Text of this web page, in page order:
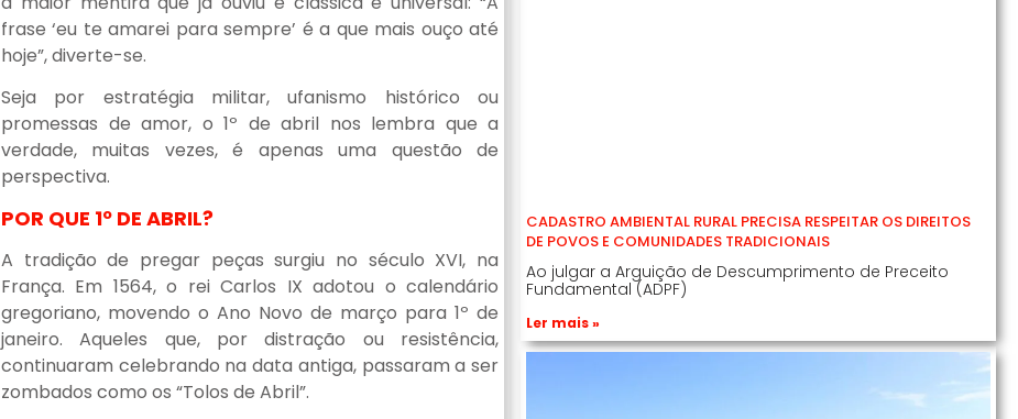
frase ‘eu te amarei para sempre’ é a que mais ouço até
hoje”, diverte-se.
Seja por estratégia militar, ufanismo histórico ou
promessas de amor, o 1º de abril nos lembra que a
verdade, muitas vezes, é apenas uma questão de
perspectiva.
POR QUE 1º DE ABRIL?
A tradição de pregar peças surgiu no século XVI, na
França. Em 1564, o rei Carlos IX adotou o calendário
gregoriano, movendo o Ano Novo de março para 1º de
janeiro. Aqueles que, por distração ou resistência,
continuaram celebrando na data antiga, passaram a ser
zombados como os “Tolos de Abril”.
CADASTRO AMBIENTAL RURAL PRECISA RESPEITAR OS DIREITOS
DE POVOS E COMUNIDADES TRADICIONAIS
Ao julgar a Arguição de Descumprimento de Preceito
Fundamental (ADPF)
Ler mais »